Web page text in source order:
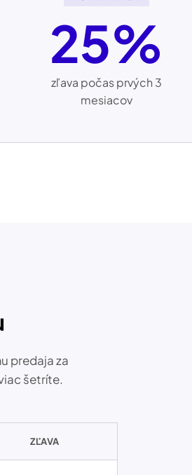
25%
zľava počas prvých 3
mesiacov
predaja za
šetríte.
ZĽAVA